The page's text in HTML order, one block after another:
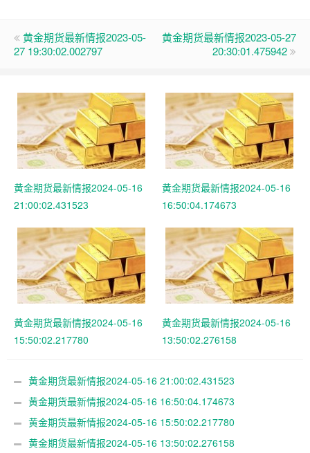
黄金期货最新情报2023-05-
27 19:30:02.002797
黄金期货最新情报2023-05-27
20:30:01.475942
黄金期货最新情报2024-05-16
21:00:02.431523
黄金期货最新情报2024-05-16
16:50:04.174673
黄金期货最新情报2024-05-16
15:50:02.217780
黄金期货最新情报2024-05-16
13:50:02.276158
黄金期货最新情报2024-05-16 21:00:02.431523
黄金期货最新情报2024-05-16 16:50:04.174673
黄金期货最新情报2024-05-16 15:50:02.217780
黄金期货最新情报2024-05-16 13:50:02.276158